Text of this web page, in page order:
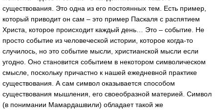
существования. Это одна из его постоянных тем. Есть пример,
который приводит он сам – это пример Паскаля с распятием
Христа, которое происходит каждый день… Это – событие. Не
просто событие из человеческой истории, которое когда-то
случилось, но это событие мысли, христианской мысли если
угодно. Оно становится событием в некотором символическом
смысле, поскольку причастно к нашей ежедневной практике
существования. А сам символ оказывается способом
существования мышления, его своеобразной материей. Символ
(в понимании Мамардашвили) обладает такой же